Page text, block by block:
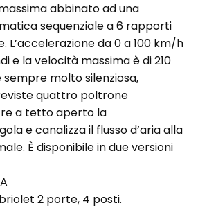
abbinato ad una
sequenziale a 6 rapporti
L’accelerazione da 0 a 100 km/h
e la velocità massima è di 210
molto silenziosa,
quattro poltrone
a tetto aperto la
e canalizza il flusso d’aria alla
È disponibile in due versioni
2 porte, 4 posti.